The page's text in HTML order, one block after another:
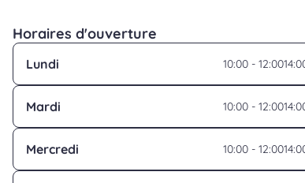
Horaires d'ouverture
Lundi 10:00 - 12:00
Mardi 10:00 - 12:00
Mercredi 10:00 - 12:00